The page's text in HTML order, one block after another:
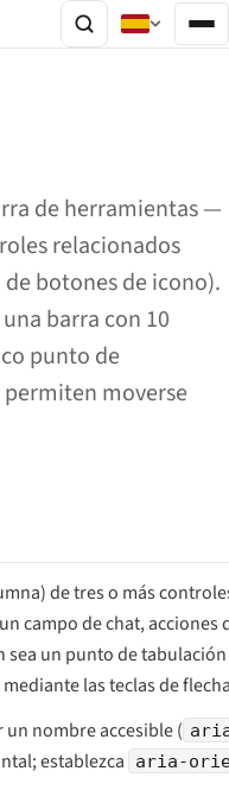
de herramientas —
relacionados
botones de icono).
barra con 10
punto de
moverse
de tres o más
campo de chat,
sea un punto de
las teclas de
un nombre accesible (
establezca aria-